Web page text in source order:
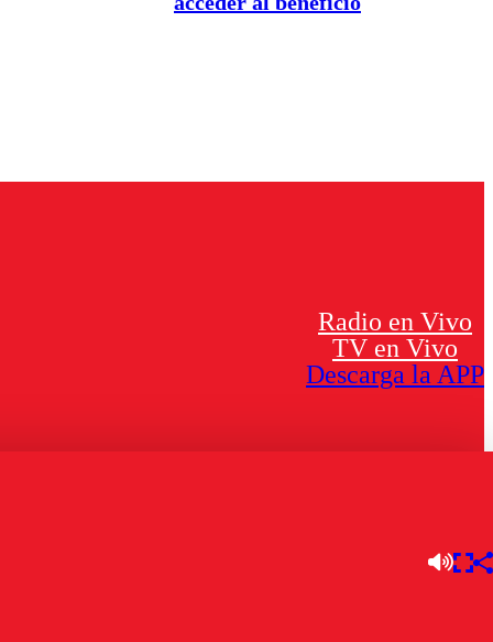
Radio en Vivo
TV en Vivo
Descarga la APP